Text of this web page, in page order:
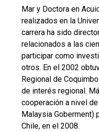
Mar y Doctora en
realizados en la
carrera ha sido
relacionados a las
participar como
otros. En el 2002
Regional de
de interés regional.
cooperación a nivel
Malaysia Goberment)
Chile, en el 2008.